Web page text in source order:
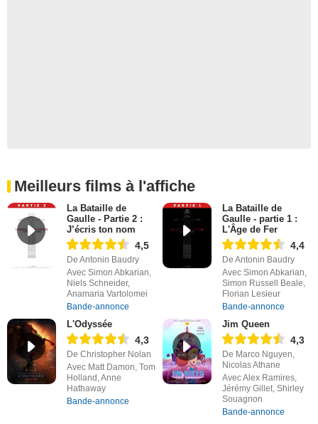
Meilleurs films à l'affiche
La Bataille de
Gaulle - Partie 2 :
J’écris ton nom
4,5
De Antonin Baudry
Avec Simon Abkarian,
Niels Schneider,
Anamaria Vartolomei
Bande-annonce
La Bataille de
Gaulle - partie 1 :
L'Âge de Fer
4,4
De Antonin Baudry
Avec Simon Abkarian,
Simon Russell Beale,
Florian Lesieur
Bande-annonce
L'Odyssée
4,3
De Christopher Nolan
Avec Matt Damon, Tom
Holland, Anne
Hathaway
Bande-annonce
Jim Queen
4,3
De Marco Nguyen,
Nicolas Athane
Avec Alex Ramires,
Jérémy Gillet, Shirley
Souagnon
Bande-annonce